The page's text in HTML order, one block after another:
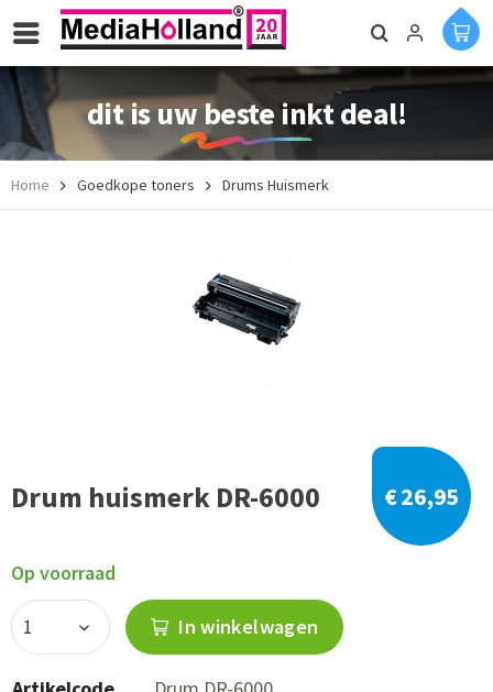
dit is uw beste inkt deal!
Home Goedkope toners Drums Huismerk
Drum huismerk DR-6000 € 26,95
Op voorraad
In winkelwagen